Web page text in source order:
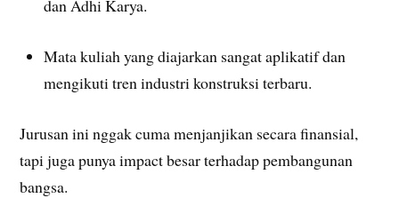
dan Adhi Karya.
Mata kuliah yang diajarkan sangat aplikatif dan
mengikuti tren industri konstruksi terbaru.
Jurusan ini nggak cuma menjanjikan secara finansial,
tapi juga punya impact besar terhadap pembangunan
bangsa.